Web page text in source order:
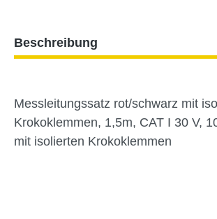
Beschreibung
Messleitungssatz rot/schwarz mit
Krokoklemmen, 1,5m, CAT I 30 V,
mit isolierten Krokoklemmen